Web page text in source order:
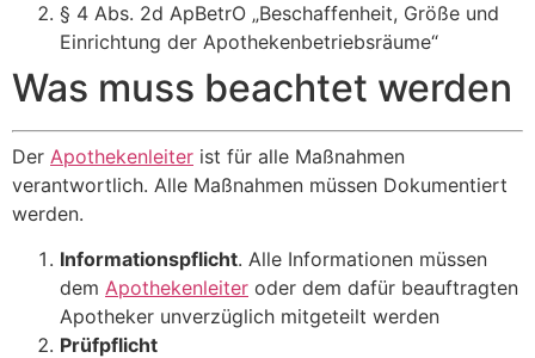
§ 4 Abs. 2d ApBetrO „Beschaffenheit, Größe und
Einrichtung der Apothekenbetriebsräume“
Was muss beachtet werden
Der Apothekenleiter ist für alle Maßnahmen
verantwortlich. Alle Maßnahmen müssen Dokumentiert
werden.
Informationspflicht. Alle Informationen müssen
dem Apothekenleiter oder dem dafür beauftragten
Apotheker unverzüglich mitgeteilt werden
Prüfpflicht